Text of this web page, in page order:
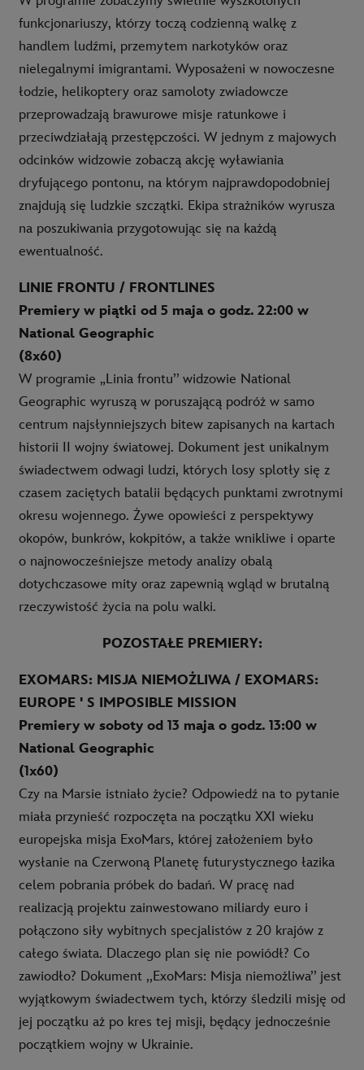
funkcjonariuszy, którzy toczą codzienną walkę z
handlem ludźmi, przemytem narkotyków oraz
nielegalnymi imigrantami. Wyposażeni w nowoczesne
łodzie, helikoptery oraz samoloty zwiadowcze
przeprowadzają brawurowe misje ratunkowe i
przeciwdziałają przestępczości. W jednym z majowych
odcinków widzowie zobaczą akcję wyławiania
dryfującego pontonu, na którym najprawdopodobniej
znajdują się ludzkie szczątki. Ekipa strażników wyrusza
na poszukiwania przygotowując się na każdą
ewentualność.
LINIE FRONTU / FRONTLINES
Premiery w piątki od 5 maja o godz. 22:00 w
National Geographic
(8x60)
W programie „Linia frontu’’ widzowie National
Geographic wyruszą w poruszającą podróż w samo
centrum najsłynniejszych bitew zapisanych na kartach
historii II wojny światowej. Dokument jest unikalnym
świadectwem odwagi ludzi, których losy splotły się z
czasem zaciętych batalii będących punktami zwrotnymi
okresu wojennego. Żywe opowieści z perspektywy
okopów, bunkrów, kokpitów, a także wnikliwe i oparte
o najnowocześniejsze metody analizy obalą
dotychczasowe mity oraz zapewnią wgląd w brutalną
rzeczywistość życia na polu walki.
POZOSTAŁE PREMIERY:
EXOMARS: MISJA NIEMOŻLIWA / EXOMARS:
EUROPE ' S IMPOSIBLE MISSION
Premiery w soboty od 13 maja o godz. 13:00 w
National Geographic
(1x60)
Czy na Marsie istniało życie? Odpowiedź na to pytanie
miała przynieść rozpoczęta na początku XXI wieku
europejska misja ExoMars, której założeniem było
wysłanie na Czerwoną Planetę futurystycznego łazika
celem pobrania próbek do badań. W pracę nad
realizacją projektu zainwestowano miliardy euro i
połączono siły wybitnych specjalistów z 20 krajów z
całego świata. Dlaczego plan się nie powiódł? Co
zawiodło? Dokument ,,ExoMars: Misja niemożliwa’’ jest
wyjątkowym świadectwem tych, którzy śledzili misję od
jej początku aż po kres tej misji, będący jednocześnie
początkiem wojny w Ukrainie.